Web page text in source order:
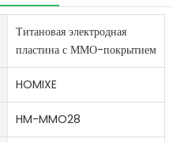
Титановая электродная
пластина с ММО-покрытием
HOMIXE
HM-MMO28